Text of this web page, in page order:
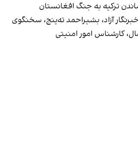
ترکیه به جنگ افغانستان
آزاد، بشیراحمد ته‌ینج، سخنگوی
کارشناس امور امنیتی